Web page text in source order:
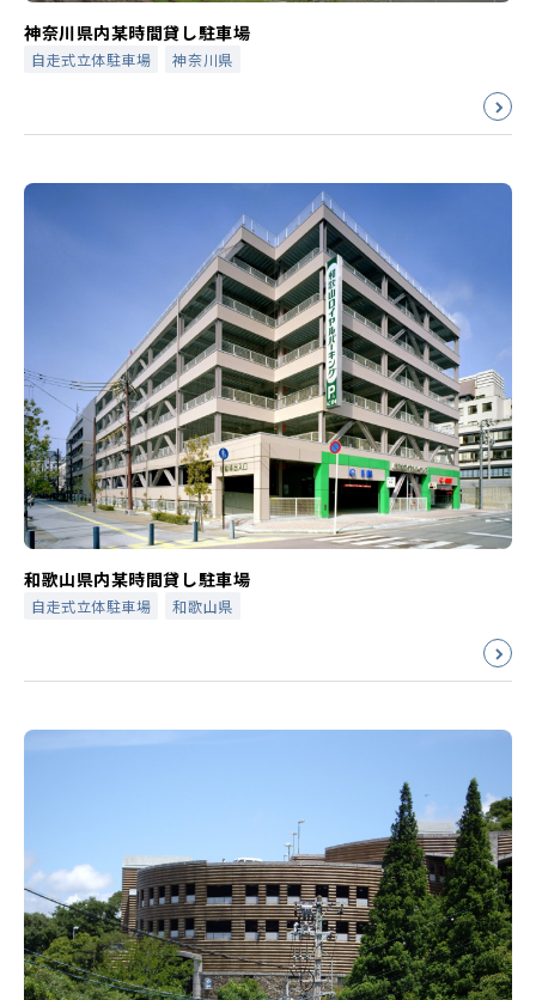
神奈川県内某時間貸し駐車場
自走式立体駐車場 神奈川県
和歌山県内某時間貸し駐車場
自走式立体駐車場 和歌山県